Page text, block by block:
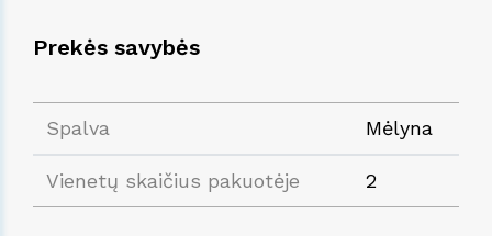
Prekės savybės
Spalva Mėlyna
Vienetų skaičius pakuotėje 2